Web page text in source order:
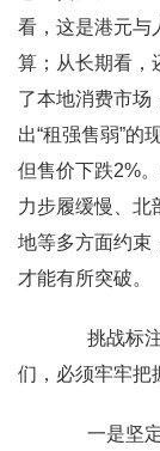
看，这是港元与
算；从长期看，
了本地消费市场
出“租强售弱”的
但售价下跌2%
力步履缓慢、北
地等多方面约束
才能有所突破。
挑战标注
们，必须牢牢把
一是坚定